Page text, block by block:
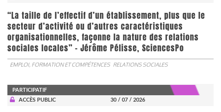
“La taille de l’effectif d’un établissement, plus que le
secteur d’activité ou d’autres caractéristiques
organisationnelles, façonne la nature des relations
sociales locales” - Jérôme Pélisse, SciencesPo
EMPLOI, FORMATION ET COMPÉTENCES RELATIONS SOCIALES
PARTICIPATIF
ACCÈS PUBLIC
30 / 07 / 2026